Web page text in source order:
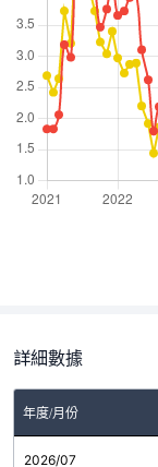
詳細數據
年度/月份
2026/07